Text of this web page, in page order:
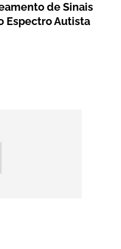
de Sinais
Espectro Autista